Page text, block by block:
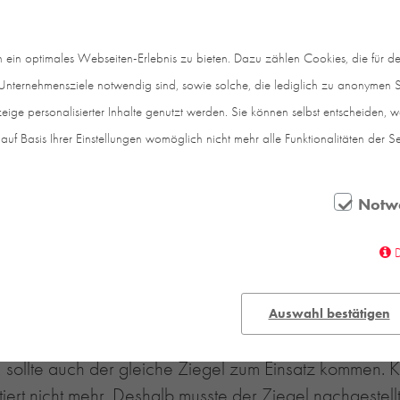
und Architektur. Beim Neubau in der Stuttgarter
das heterogene Umfeld beruhigen und
befindet, und orientiert sich hinsichtlich
auch der gleiche Ziegel zum Einsatz kommen.
optimales Webseiten-Erlebnis zu bieten. Dazu zählen Cookies, die für
notwendig sind, sowie solche, die lediglich zu anonymen
personalisierter Inhalte genutzt werden. Sie können selbst entscheiden,
Basis Ihrer Einstellungen womöglich nicht mehr alle Funktionalitäten der
Auswahl bestätigen